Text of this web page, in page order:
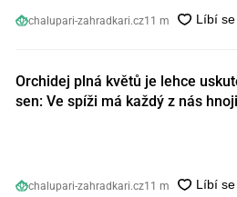
chalupari-zahradkari.cz11 m
Orchidej plná květů je lehce
sen: Ve spíži má každý z nás
chalupari-zahradkari.cz11 m